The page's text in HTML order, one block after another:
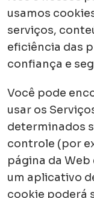
usamos
serviços,
eficiência das
confiança e
Você pode
usar os
determinados
controle (por
página da
um aplicativo
cookie poderá